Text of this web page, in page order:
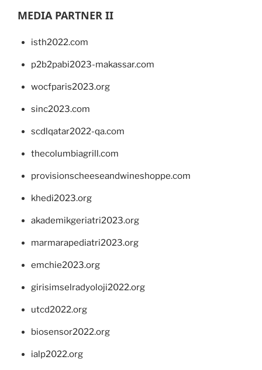
MEDIA PARTNER II
isth2022.com
p2b2pabi2023-makassar.com
wocfparis2023.org
sinc2023.com
scdlqatar2022-qa.com
thecolumbiagrill.com
provisionscheeseandwineshoppe.com
khedi2023.org
akademikgeriatri2023.org
marmarapediatri2023.org
emchie2023.org
girisimselradyoloji2022.org
utcd2022.org
biosensor2022.org
ialp2022.org